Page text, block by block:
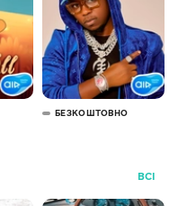
БЕЗКОШТОВНО
ВСІ